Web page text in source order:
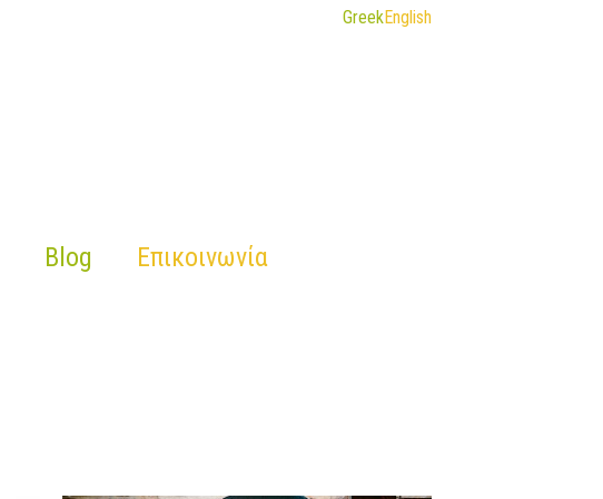
English
Greek
Blog Επικοινωνία